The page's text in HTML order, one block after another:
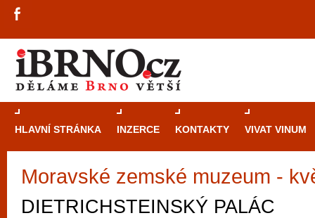
HLAVNÍ STRÁNKA INZERCE KONTAKTY VIVAT VINUM
Moravské zemské muzeum -
DIETRICHSTEINSKÝ PALÁC
Průvodce
Brně: Od